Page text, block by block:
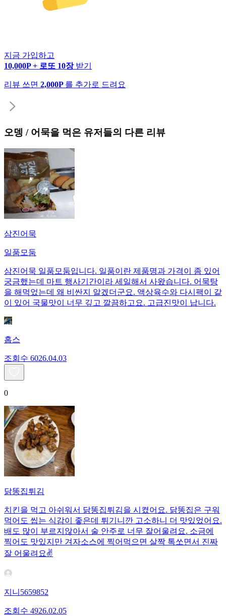
지금 가입하고
10,000P + 로또 10장 받기
리뷰 쓰면 2,000P 를 추가로 드려요
오뎅 / 어묵을 먹은 유저들의 다른 리뷰
삼진어묵
일품모둠
삼진어묵 일품모둠입니다. 일품이란 제품명과 가격이 좀 있어
궁금했는데 마트 행사기간이라 세일해서 사왔습니다. 어묵탕
을 해먹었는데 왜 비싼지 알겠더군요. 액상육수와 다시팩이 같
이 있어 국물맛이 너무 깊고 깔끔하고요. 고급진맛이 납니다.
홉스
조회수 6026.04.03
0
닭똥집튀김
치킨을 먹고 아쉬워서 닭똥집튀김을 시켰어요. 닭똥집은 구워
먹어도 씹는 식감이 좋은데 튀기니깐 고소하니 더 맛있었어요.
배도 많이 부르지않아서 술 안주로 너무 잘어울려요. 소금에
찍어도 맛있지만 겨자소스에 찍어먹으면 살짝 톡쏘면서 진짜
잘 어울려요✌️
지니5659852
조회수 4926.02.05